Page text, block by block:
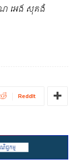
ណ អេង សុគង់
ReddIt